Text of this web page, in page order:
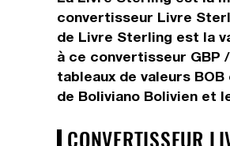
convertisseur Livre
de Livre Sterling est la
à ce convertisseur GBP
tableaux de valeurs
de Boliviano Bolivien et
CONVERTISSEUR